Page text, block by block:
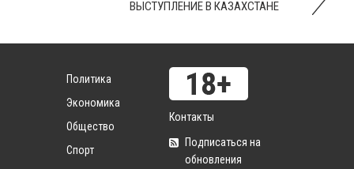
ВЫСТУПЛЕНИЕ В КАЗАХСТАНЕ
Политика
Экономика
Общество
Спорт
Контакты
Подписаться на
обновления